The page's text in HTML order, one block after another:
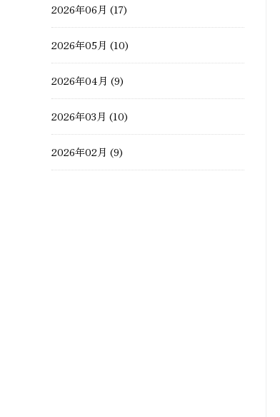
薪ストーブ・ペレットストーブ
2026年06月 (17)
2026年05月 (10)
2026年04月 (9)
2026年03月 (10)
2026年02月 (9)